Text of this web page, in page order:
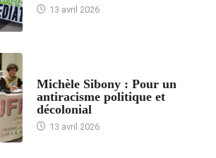
13 avril 2026
Michèle Sibony : Pour un
antiracisme politique et
décolonial
13 avril 2026